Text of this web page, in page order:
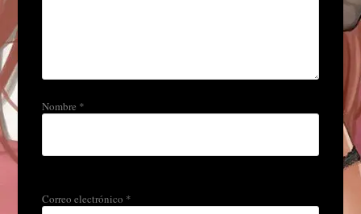
Nombre *
Correo electrónico *